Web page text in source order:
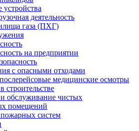
деятельность
газа (ПХГ)
на предприятии
с опасными отходами
медицинские осмотры
строительстве
обслуживание чистых
помещений
систем